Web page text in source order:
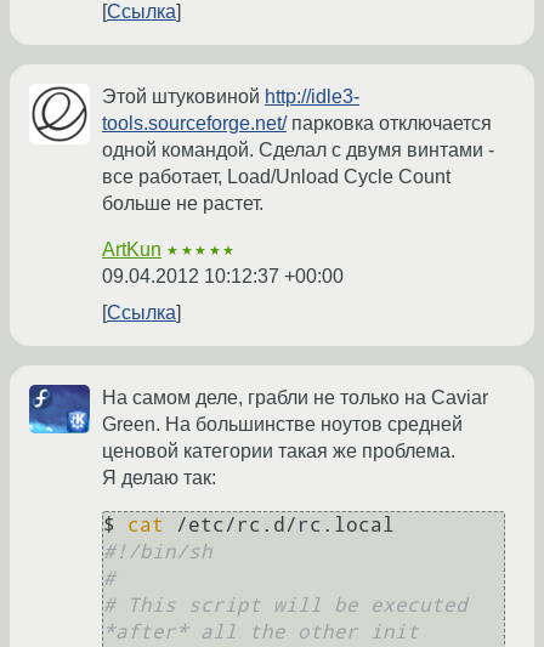
Ссылка
Этой штуковиной http://idle3-
tools.sourceforge.net/парковка отключается
одной командой. Сделал с двумя винтами -
все работает, Load/Unload Cycle Count
больше не растет.
ArtKun ★★★★★
09.04.2012 10:12:37 +00:00
Ссылка
На самом деле, грабли не только на Caviar
Green. На большинстве ноутов средней
ценовой категории такая же проблема.
Я делаю так:
$ cat
#!/bin/sh
#
# This script will be executed
*after* all the other init